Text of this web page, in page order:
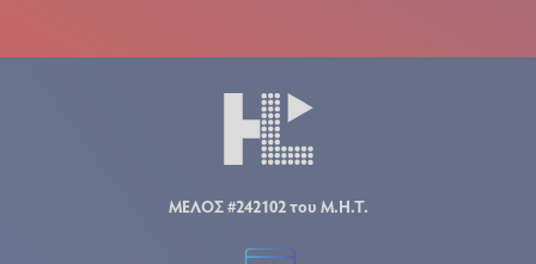
ΜΕΛΟΣ #242102 του Μ.Η.Τ.